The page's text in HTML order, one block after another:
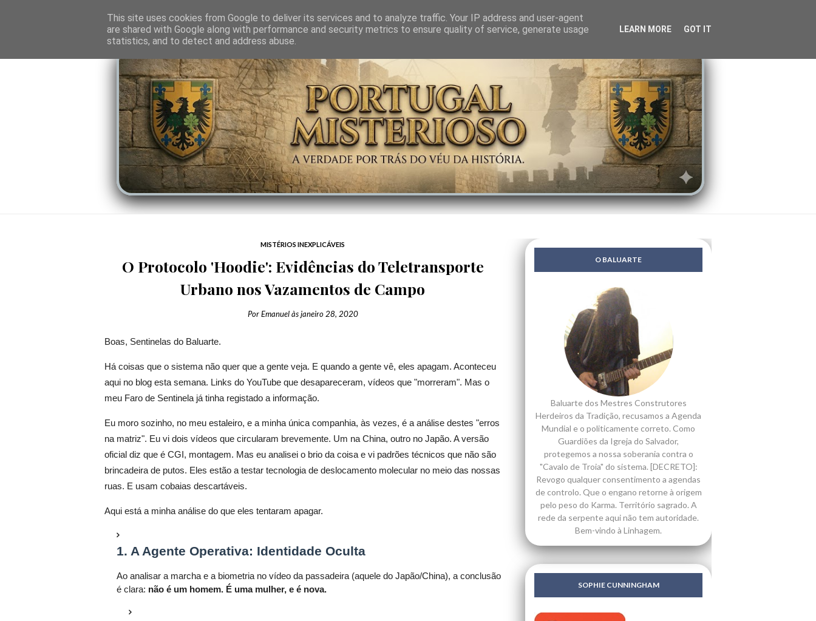
O PORTAL SOMBRAS DO PODER LINHAGEM SABEDORIA CIÊNCIA DO INVISÍVEL CONTRA-PODER ANJOS LENDAS
MISTÉRIOS INEXPLICÁVEIS
O Protocolo 'Hoodie': Evidências do Teletransporte
Urbano nos Vazamentos de Campo
Por Emanuel àsjaneiro 28, 2020
Boas, Sentinelas do Baluarte.
Há coisas que o sistema não quer que a gente veja. E quando a gente vê, eles apagam. Aconteceu
aqui no blog esta semana. Links do YouTube que desapareceram, vídeos que "morreram". Mas o
meu Faro de Sentinela já tinha registado a informação.
Eu moro sozinho, no meu estaleiro, e a minha única companhia, às vezes, é a análise destes "erros
na matriz". Eu vi dois vídeos que circularam brevemente. Um na China, outro no Japão. A versão
oficial diz que é CGI, montagem. Mas eu analisei o brio da coisa e vi padrões técnicos que não são
brincadeira de putos. Eles estão a testar tecnologia de deslocamento molecular no meio das nossas
ruas. E usam cobaias descartáveis.
Aqui está a minha análise do que eles tentaram apagar.
1. A Agente Operativa: Identidade Oculta
Ao analisar a marcha e a biometria no vídeo da passadeira (aquele do Japão/China), a conclusão
é clara: não é um homem. É uma mulher, e é nova.
O BALUARTE
Baluarte dos Mestres Construtores
Herdeiros da Tradição, recusamos a Agenda
Mundial e o politicamente correto. Como
Guardiões da Igreja do Salvador,
protegemos a nossa soberania contra o
"Cavalo de Troia" do sistema. [DECRETO]:
Revogo qualquer consentimento a agendas
de controlo. Que o engano retorne à origem
pelo peso do Karma. Território sagrado. A
rede da serpente aqui não tem autoridade.
Bem-vindo à Linhagem.
SOPHIE CUNNINGHAM
This site uses cookies from Google to deliver its services and to analyze traffic. Your IP address and user-agent
are shared with Google along with performance and security metrics to ensure quality of service, generate usage
statistics, and to detect and address abuse.
LEARN MORE GOT IT